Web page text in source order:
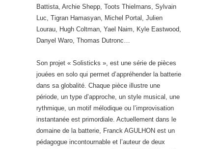
Battista, Archie Shepp, Toots Thielmans, Sylvain
Luc, Tigran Hamasyan, Michel Portal, Julien
Lourau, Hugh Coltman, Yael Naim, Kyle Eastwood,
Danyel Waro, Thomas Dutronc…
Son projet « Solisticks », est une série de pièces
jouées en solo qui permet d’appréhender la batterie
dans sa globalité. Chaque pièce illustre une
période, un type d’approche, un style musical, une
rythmique, un motif mélodique ou l’improvisation
instantanée est primordiale. Actuellement dans le
domaine de la batterie, Franck AGULHON est un
pédagogue incontournable et l’auteur de deux